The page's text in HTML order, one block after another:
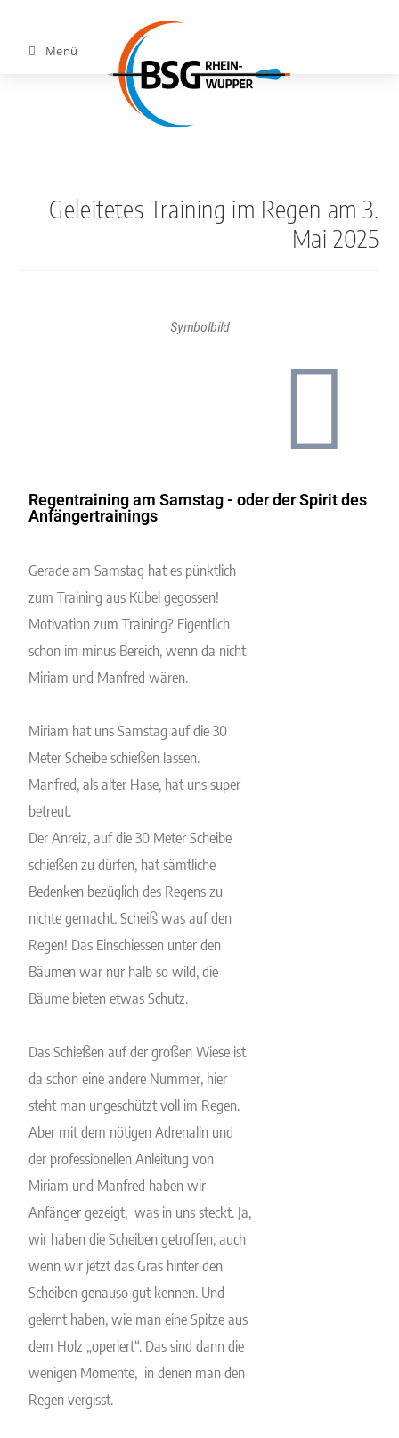
Menü
Geleitetes Training im Regen am 3.
Mai 2025
Symbolbild
Regentraining am Samstag - oder der Spirit des
Anfängertrainings
Gerade am Samstag hat es pünktlich
zum Training aus Kübel gegossen!
Motivation zum Training? Eigentlich
schon im minus Bereich, wenn da nicht
Miriam und Manfred wären.
Miriam hat uns Samstag auf die 30
Meter Scheibe schießen lassen.
Manfred, als alter Hase, hat uns super
betreut.
Der Anreiz, auf die 30 Meter Scheibe
schießen zu dürfen, hat sämtliche
Bedenken bezüglich des Regens zu
nichte gemacht. Scheiß was auf den
Regen! Das Einschiessen unter den
Bäumen war nur halb so wild, die
Bäume bieten etwas Schutz.
Das Schießen auf der großen Wiese ist
da schon eine andere Nummer, hier
steht man ungeschützt voll im Regen.
Aber mit dem nötigen Adrenalin und
der professionellen Anleitung von
Miriam und Manfred haben wir
Anfänger gezeigt, was in uns steckt. Ja,
wir haben die Scheiben getroffen, auch
wenn wir jetzt das Gras hinter den
Scheiben genauso gut kennen. Und
gelernt haben, wie man eine Spitze aus
dem Holz „operiert“. Das sind dann die
wenigen Momente, in denen man den
Regen vergisst.